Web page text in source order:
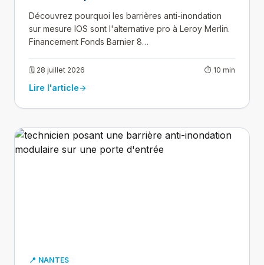
Découvrez pourquoi les barrières anti-inondation
sur mesure IOS sont l'alternative pro à Leroy Merlin.
Financement Fonds Barnier 8…
🗓 28 juillet 2026 ⏱ 10 min
Lire l'articlearrow_forward
📍 NANTES